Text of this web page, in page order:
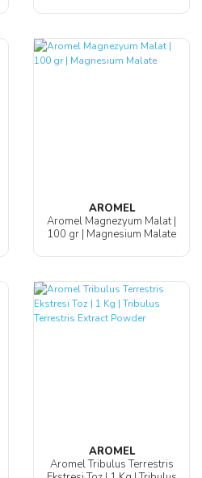
AROMEL
Aromel Magnezyum Malat |
100 gr | Magnesium Malate
AROMEL
Aromel Tribulus Terrestris